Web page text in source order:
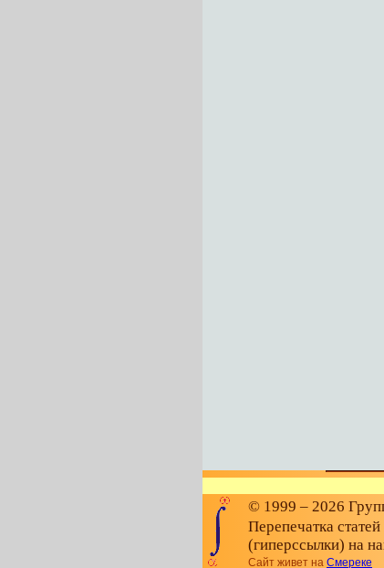
© 1999 – 2026
Перепечатка
(гиперссылки) на
Сайт живет на Смереке